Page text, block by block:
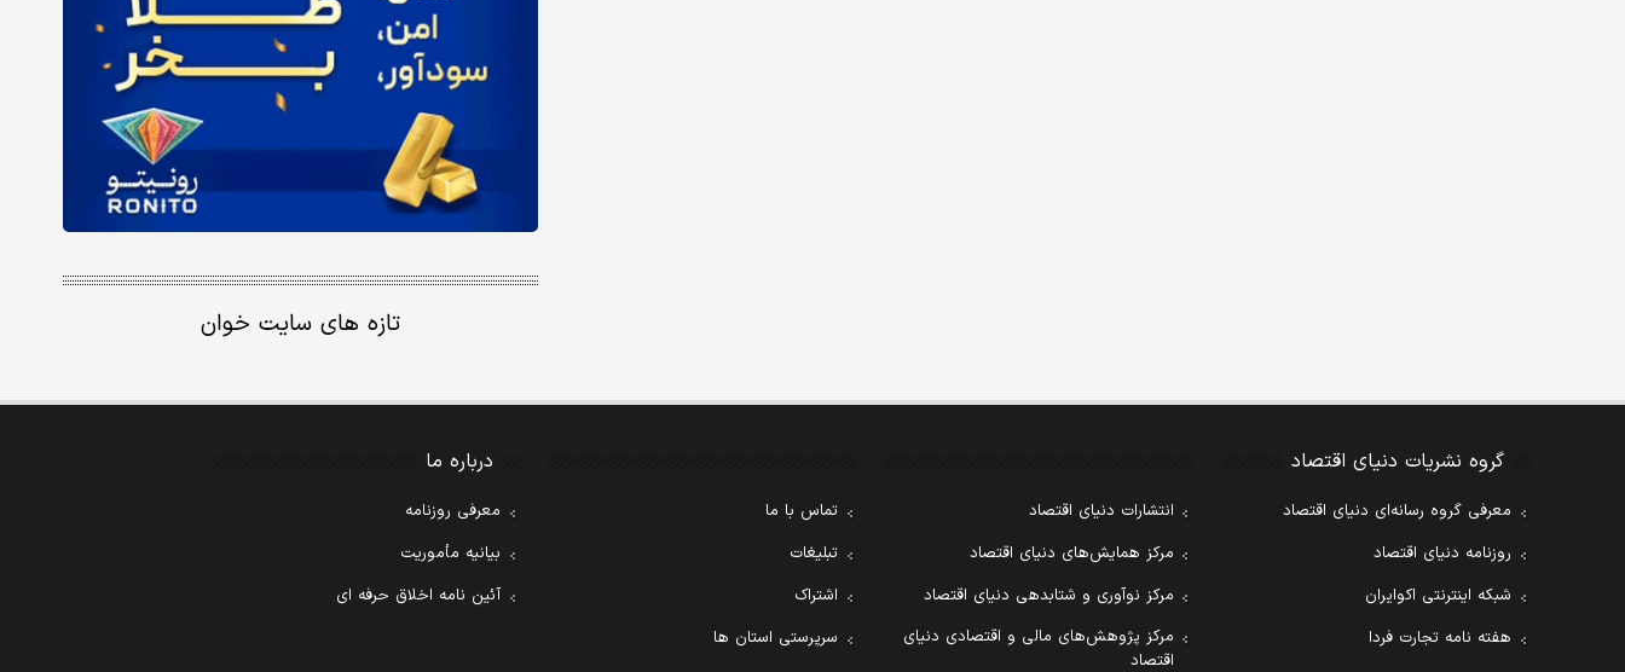
تازه های سایت خوان
گروه نشریات دنیای اقتصاد
معرفی گروه رسانه‌ای دنیای اقتصاد
روزنامه دنیای اقتصاد
شبکه اینترنتی اکوایران
هفته نامه تجارت فردا
انتشارات دنیای اقتصاد
مرکز همایش‌های دنیای اقتصاد
مرکز نوآوری و شتابدهی دنیای اقتصاد
مرکز پژوهش‌های مالی و اقتصادی دنیای
اقتصاد
تماس با ما
تبلیغات
اشتراک
سرپرستی استان ها
درباره ما
معرفی روزنامه
بیانیه مأموریت
آئین نامه اخلاق حرفه ای